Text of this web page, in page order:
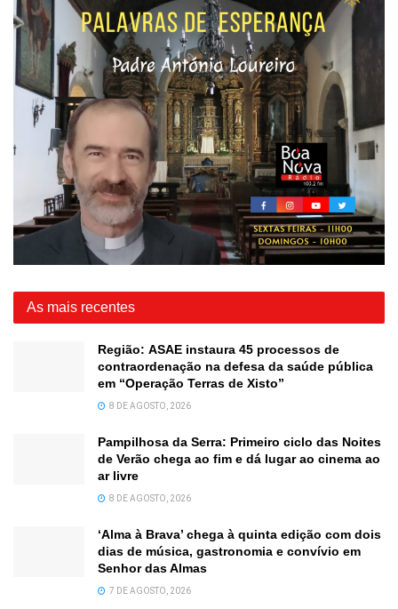
As mais recentes
Região: ASAE instaura 45 processos de
contraordenação na defesa da saúde pública
em “Operação Terras de Xisto”
8 DE AGOSTO, 2026
Pampilhosa da Serra: Primeiro ciclo das Noites
de Verão chega ao fim e dá lugar ao cinema ao
ar livre
8 DE AGOSTO, 2026
‘Alma à Brava’ chega à quinta edição com dois
dias de música, gastronomia e convívio em
Senhor das Almas
7 DE AGOSTO, 2026